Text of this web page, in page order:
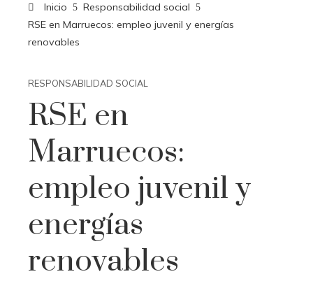
Inicio
Responsabilidad social
RSE en Marruecos: empleo juvenil y energías
renovables
RESPONSABILIDAD SOCIAL
RSE en
Marruecos:
empleo juvenil y
energías
renovables